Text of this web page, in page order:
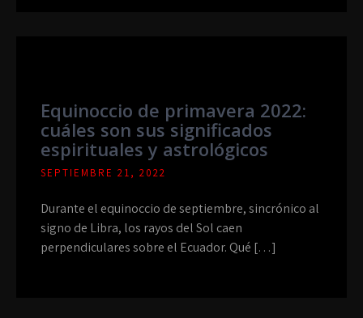
Equinoccio de primavera 2022:
cuáles son sus significados
espirituales y astrológicos
SEPTIEMBRE 21, 2022
Durante el equinoccio de septiembre, sincrónico al
signo de Libra, los rayos del Sol caen
perpendiculares sobre el Ecuador. Qué […]